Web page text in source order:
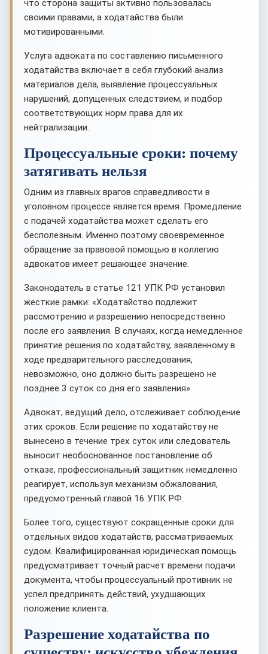
что сторона защиты активно пользовалась
своими правами, а ходатайства были
мотивированными.
Услуга адвоката по составлению письменного
ходатайства включает в себя глубокий анализ
материалов дела, выявление процессуальных
нарушений, допущенных следствием, и подбор
соответствующих норм права для их
нейтрализации.
Процессуальные сроки: почему
затягивать нельзя
Одним из главных врагов справедливости в
уголовном процессе является время. Промедление
с подачей ходатайства может сделать его
бесполезным. Именно поэтому своевременное
обращение за правовой помощью в коллегию
адвокатов имеет решающее значение.
Законодатель в статье 121 УПК РФ установил
жесткие рамки: «Ходатайство подлежит
рассмотрению и разрешению непосредственно
после его заявления. В случаях, когда немедленное
принятие решения по ходатайству, заявленному в
ходе предварительного расследования,
невозможно, оно должно быть разрешено не
позднее 3 суток со дня его заявления».
Адвокат, ведущий дело, отслеживает соблюдение
этих сроков. Если решение по ходатайству не
вынесено в течение трех суток или следователь
выносит необоснованное постановление об
отказе, профессиональный защитник немедленно
реагирует, используя механизм обжалования,
предусмотренный главой 16 УПК РФ.
Более того, существуют сокращенные сроки для
отдельных видов ходатайств, рассматриваемых
судом. Квалифицированная юридическая помощь
предусматривает точный расчет времени подачи
документа, чтобы процессуальный противник не
успел предпринять действий, ухудшающих
положение клиента.
Разрешение ходатайства по